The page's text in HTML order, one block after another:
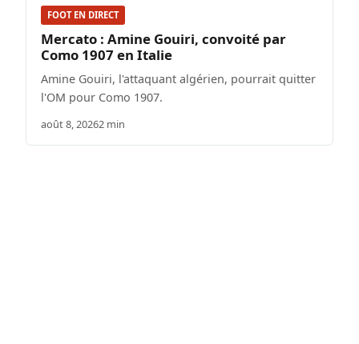
FOOT EN DIRECT
Mercato : Amine Gouiri, convoité par
Como 1907 en Italie
Amine Gouiri, l'attaquant algérien, pourrait quitter
l'OM pour Como 1907.
août 8, 20262 min